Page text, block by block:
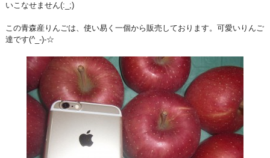
いこなせません(:_;)
この青森産りんごは、使い易く一個から販売しております。可愛いりんご
達です(^_-)-☆